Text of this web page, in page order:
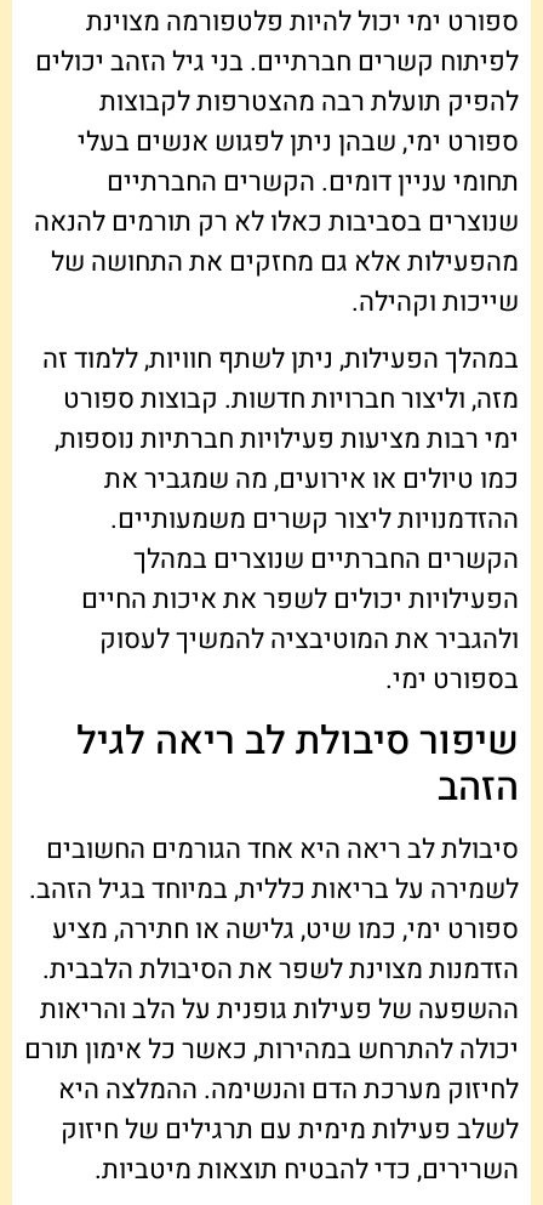
ספורט ימי יכול להיות פלטפורמה מצוינת
לפיתוח קשרים חברתיים. בני גיל הזהב יכולים
להפיק תועלת רבה מהצטרפות לקבוצות
ספורט ימי, שבהן ניתן לפגוש אנשים בעלי
תחומי עניין דומים. הקשרים החברתיים
שנוצרים בסביבות כאלו לא רק תורמים להנאה
מהפעילות אלא גם מחזקים את התחושה של
שייכות וקהילה.
במהלך הפעילות, ניתן לשתף חוויות, ללמוד זה
מזה, וליצור חברויות חדשות. קבוצות ספורט
ימי רבות מציעות פעילויות חברתיות נוספות,
כמו טיולים או אירועים, מה שמגביר את
ההזדמנויות ליצור קשרים משמעותיים.
הקשרים החברתיים שנוצרים במהלך
הפעילויות יכולים לשפר את איכות החיים
ולהגביר את המוטיבציה להמשיך לעסוק
בספורט ימי.
שיפור סיבולת לב ריאה לגיל
הזהב
סיבולת לב ריאה היא אחד הגורמים החשובים
לשמירה על בריאות כללית, במיוחד בגיל הזהב.
ספורט ימי, כמו שיט, גלישה או חתירה, מציע
הזדמנות מצוינת לשפר את הסיבולת הלבבית.
ההשפעה של פעילות גופנית על הלב והריאות
יכולה להתרחש במהירות, כאשר כל אימון תורם
לחיזוק מערכת הדם והנשימה. ההמלצה היא
לשלב פעילות מימית עם תרגילים של חיזוק
השרירים, כדי להבטיח תוצאות מיטביות.